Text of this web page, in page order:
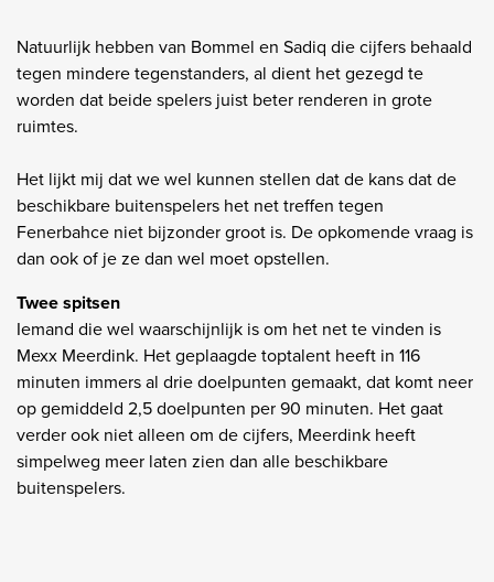
Natuurlijk hebben van Bommel en Sadiq die cijfers behaald
tegen mindere tegenstanders, al dient het gezegd te
worden dat beide spelers juist beter renderen in grote
ruimtes.
Het lijkt mij dat we wel kunnen stellen dat de kans dat de
beschikbare buitenspelers het net treffen tegen
Fenerbahce niet bijzonder groot is. De opkomende vraag is
dan ook of je ze dan wel moet opstellen.
Twee spitsen
Iemand die wel waarschijnlijk is om het net te vinden is
Mexx Meerdink. Het geplaagde toptalent heeft in 116
minuten immers al drie doelpunten gemaakt, dat komt neer
op gemiddeld 2,5 doelpunten per 90 minuten. Het gaat
verder ook niet alleen om de cijfers, Meerdink heeft
simpelweg meer laten zien dan alle beschikbare
buitenspelers.